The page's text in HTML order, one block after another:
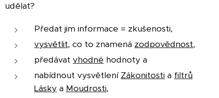
udělat?
Předat jim informace = zkušenosti,
vysvětlit, co to znamená zodpovědnost,
předávat vhodné hodnoty a
nabídnout vysvětlení Zákonitosti a filtrů
Lásky a Moudrosti,